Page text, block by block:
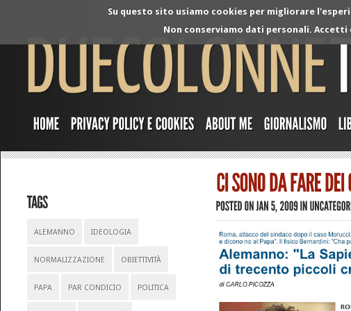
Su questo sito usiamo cookies per migliorare
Non conserviamo dati personali.
ALEMANNO IDEOLOGIA
NORMALIZZAZIONE OBIETTIVITÀ
PAPA PAR CONDICIO POLITICA